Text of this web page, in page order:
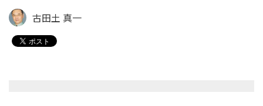
古田土 真一